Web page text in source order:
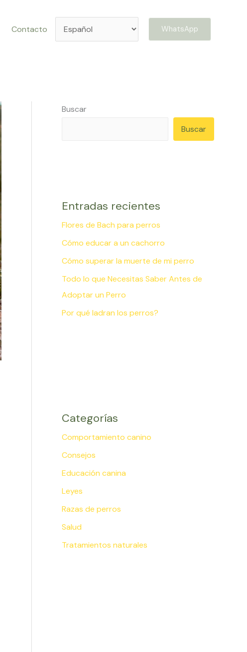
Contacto WhatsApp
Buscar
Buscar
Entradas recientes
Flores de Bach para perros
Cómo educar a un cachorro
Cómo superar la muerte de mi perro
Todo lo que Necesitas Saber Antes de
Adoptar un Perro
Por qué ladran los perros?
Categorías
Comportamiento canino
Consejos
Educación canina
Leyes
Razas de perros
Salud
Tratamientos naturales